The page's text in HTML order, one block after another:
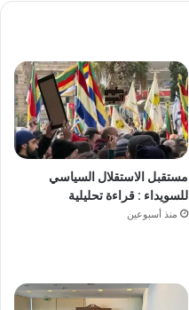
مستقبل الاستقلال السياسي
للسويداء : قراءة تحليلية
منذ أسبوعين